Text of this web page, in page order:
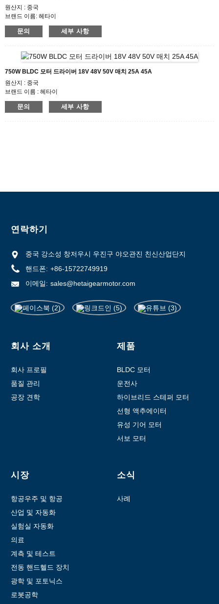
원산지 : 중국
브랜드 이름: 헤타이
인증: CE ROHS ISO
모델 번호: BLDC-5015A
포장 세부사항: 안 거품 상자, 깔판을 가진 판지
배송기간 : 영업일 기준 7~10일
지불 조건: L/C, D/P, T/T, Western Union, MoneyGram
문의 세부 사항
750W BLDC 모터 드라이버 18V 48V 50V 매치 25A 45A
원산지 : 중국
브랜드 이름 : 헤타이
인증 : CE ROHS ISO
모델 번호 : BLDC-5025A
문의 세부 사항
연락하기
중국 강소성 창저우시 우진구 야오관진 친신산업단지
핸드폰: +86-15722749919
이메일: sales@hetaigearmotor.com
회사 소개
회사 프로필
품질 관리
공장 견학
제품
BLDC 모터
운전사
하이브리드 스테퍼 모터
선형 액추에이터
유성 기어 모터
서보 모터
시장
항공우주 및 항공
산업 및 자동화
실험실 자동화
의료
계측 및 테스트
전동 핸드헬드 장치
광학 및 포토닉스
로봇공학
소식
사례